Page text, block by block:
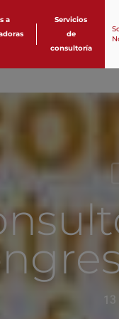
a
Servicios
de
consultoría